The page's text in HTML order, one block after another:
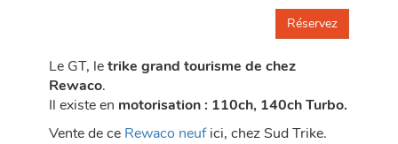
Réservez
Le GT, letrike grand tourisme de chez
Rewaco.
Il existe en motorisation : 110ch, 140ch Turbo.
Vente de ce Rewaco neufici, chez Sud Trike.